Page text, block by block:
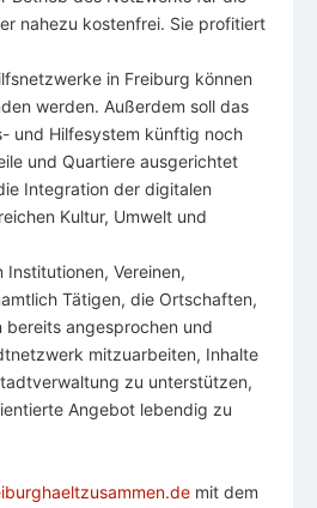
nahezu kostenfrei. Sie profitiert
in Freiburg können
werden. Außerdem soll das
und Hilfesystem künftig noch
und Quartiere ausgerichtet
Integration der digitalen
Kultur, Umwelt und
Institutionen, Vereinen,
Tätigen, die Ortschaften,
bereits angesprochen und
mitzuarbeiten, Inhalte
zu unterstützen,
Angebot lebendig zu
mit dem